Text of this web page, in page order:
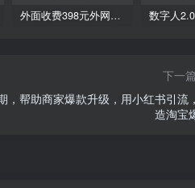
外面收费398元外网超跑豪车汽车视频搬运至快手抖音上热门项目
下一
，帮助商家爆款升级，用小红书引流
造淘宝